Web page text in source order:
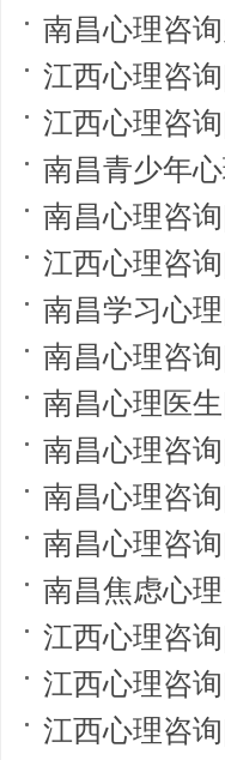
南昌心理咨
江西心理咨询|
江西心理咨询|
南昌青少年
南昌心理咨
江西心理咨
南昌学习心
南昌心理咨
南昌心理医
南昌心理咨
南昌心理咨
南昌心理咨
南昌焦虑心
江西心理咨
江西心理咨
江西心理咨